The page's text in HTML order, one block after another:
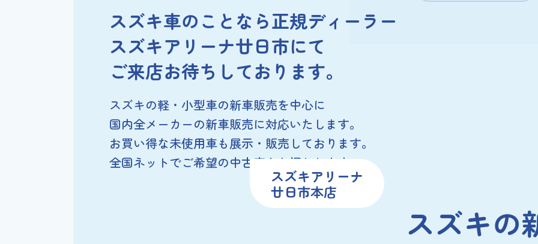
スズキ車のことなら正規ディーラー
スズキアリーナ廿日市にて
ご来店お待ちしております。
スズキの軽・小型車の新車販売を中心に
国内全メーカーの新車販売に対応いたします。
お買い得な未使用車も展示・販売しております。
全国ネットでご希望の中古車もお探しします。
スズキの
スズキアリーナ
廿日市本店